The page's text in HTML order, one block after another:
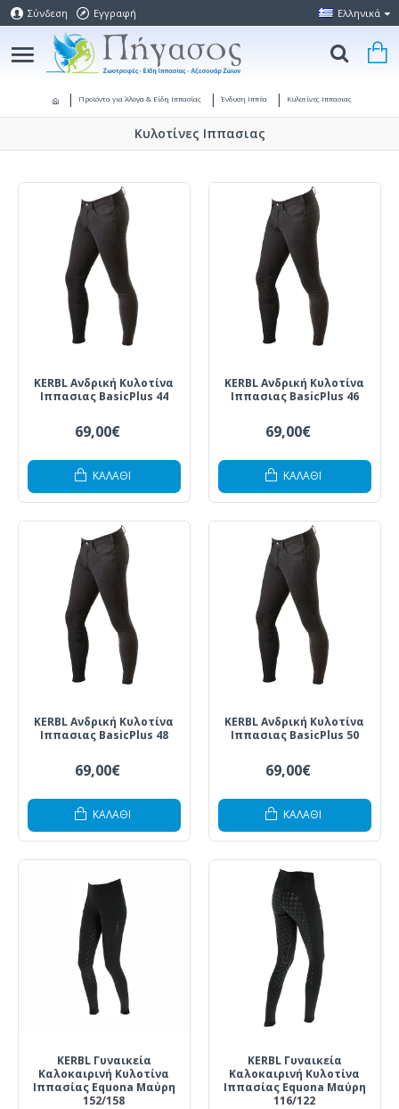
Σύνδεση Εγγραφή Ελληνικά
Προϊόντα για Άλογα & Είδη Ιππασίας Ένδυση Ιππέα Κυλοτίνες Ιππασιας
Κυλοτίνες Ιππασιας
KERBL Ανδρική Κυλοτίνα
Ιππασιας BasicPlus 44
69,00€
ΚΑΛΆΘΙ
KERBL Ανδρική Κυλοτίνα
Ιππασιας BasicPlus 46
69,00€
ΚΑΛΆΘΙ
KERBL Ανδρική Κυλοτίνα
Ιππασιας BasicPlus 48
69,00€
ΚΑΛΆΘΙ
KERBL Ανδρική Κυλοτίνα
Ιππασιας BasicPlus 50
69,00€
ΚΑΛΆΘΙ
KERBL Γυναικεία
Καλοκαιρινή Κυλοτίνα
Ιππασίας Equona Μαύρη
152/158
KERBL Γυναικεία
Καλοκαιρινή Κυλοτίνα
Ιππασίας Equona Μαύρη
116/122